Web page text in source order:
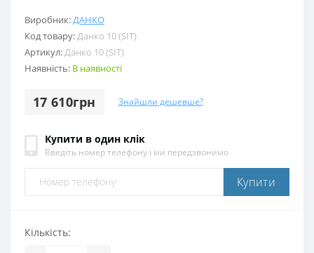
Виробник: ДАНКО
Код товару: Данко 10 (SIT)
Артикул: Данко 10 (SIT)
Наявність: В наявності
17 610грн Знайшли дешевше?
Купити в один клік
Введіть номер телефону і ми передзвонимо
Купити
Кількість: